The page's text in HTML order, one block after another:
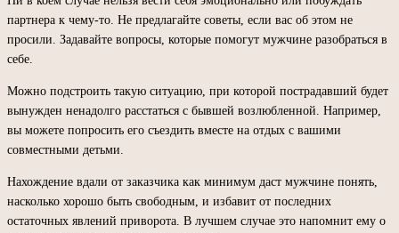
партнера к чему-то. Не предлагайте советы, если вас об этом не
просили. Задавайте вопросы, которые помогут мужчине разобраться в
себе.
Можно подстроить такую ситуацию, при которой пострадавший будет
вынужден ненадолго расстаться с бывшей возлюбленной. Например,
вы можете попросить его съездить вместе на отдых с вашими
совместными детьми.
Нахождение вдали от заказчика как минимум даст мужчине понять,
насколько хорошо быть свободным, и избавит от последних
остаточных явлений приворота. В лучшем случае это напомнит ему о